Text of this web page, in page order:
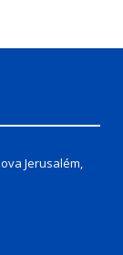
Jerusalém,